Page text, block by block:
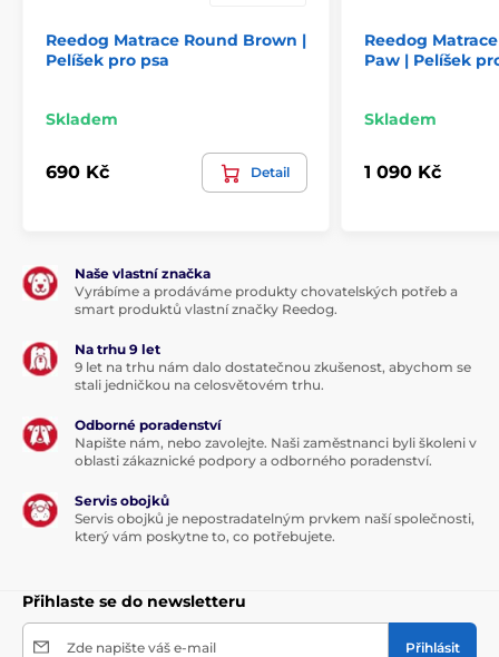
Reedog Matrace Round Brown |
Pelíšek pro psa
Skladem
690 Kč Detail
Reedog
Paw | Pelíšek
Skladem
1 090 Kč
Naše vlastní značka
Vyrábíme a prodáváme produkty chovatelských potřeb a
smart produktů vlastní značky Reedog.
Na trhu 9 let
9 let na trhu nám dalo dostatečnou zkušenost, abychom se
stali jedničkou na celosvětovém trhu.
Odborné poradenství
Napište nám, nebo zavolejte. Naši zaměstnanci byli školeni v
oblasti zákaznické podpory a odborného poradenství.
Servis obojků
Servis obojků je nepostradatelným prvkem naší společnosti,
který vám poskytne to, co potřebujete.
Přihlaste se do newsletteru
Zde napište váš e-mail Přihlásit